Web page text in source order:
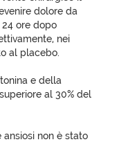
dolore da
ore dopo
nei
al placebo.
e della
al 30% del
non è stato